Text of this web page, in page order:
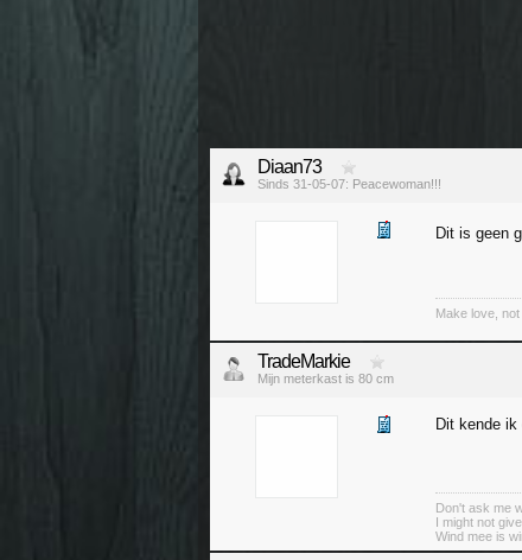
Diaan73
Sinds 31-05-07: Peacewoman!!!
Dit is geen
Make love,
TradeMarkie
Mijn meterkast is 80 cm
Dit kende
Don't ask me
I might not
Wind mee is